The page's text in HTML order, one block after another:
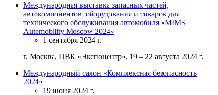
Международная выставка запасных частей,
автокомпонентов, оборудования и товаров для
технического обслуживания автомобиля «MIMS
Automobility Moscow 2024»
1 сентября 2024 г.
г. Москва, ЦВК «Экспоцентр», 19 – 22 августа 2024 г.
Международный салон «Комплексная безопасность
2024»
19 июня 2024 г.